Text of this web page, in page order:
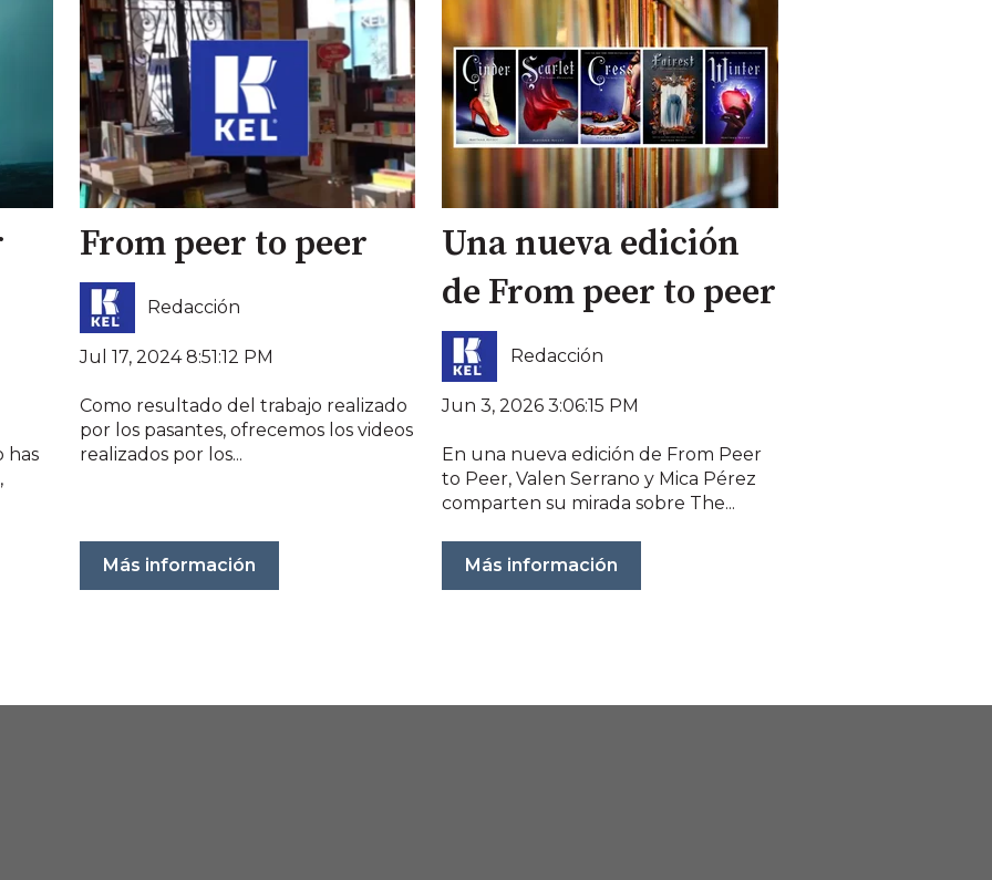
has
From peer to peer
Redacción
Jul 17, 2024 8:51:12 PM
Como resultado del trabajo realizado
por los pasantes, ofrecemos los videos
realizados por los...
Más información
Una nueva edición
de From peer to peer
Redacción
Jun 3, 2026 3:06:15 PM
En una nueva edición de From Peer
to Peer, Valen Serrano y Mica Pérez
comparten su mirada sobre The...
Más información